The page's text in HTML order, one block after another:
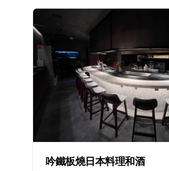
吟鐵板燒日本料理和酒